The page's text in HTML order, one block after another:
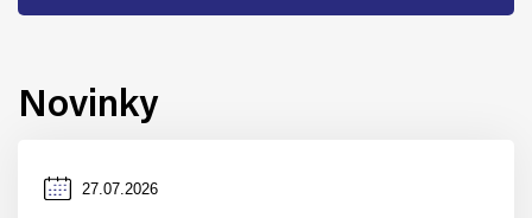
Novinky
Datum
27.07.2026